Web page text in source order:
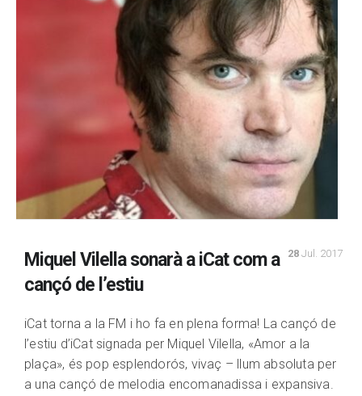
28 Jul. 2017
Miquel Vilella sonarà a iCat com a
cançó de l’estiu
iCat torna a la FM i ho fa en plena forma! La cançó de
l’estiu d’iCat signada per Miquel Vilella, «Amor a la
plaça», és pop esplendorós, vivaç – llum absoluta per
a una cançó de melodia encomanadissa i expansiva.